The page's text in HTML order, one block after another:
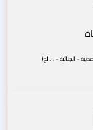
- الجنائية - ...الخ)